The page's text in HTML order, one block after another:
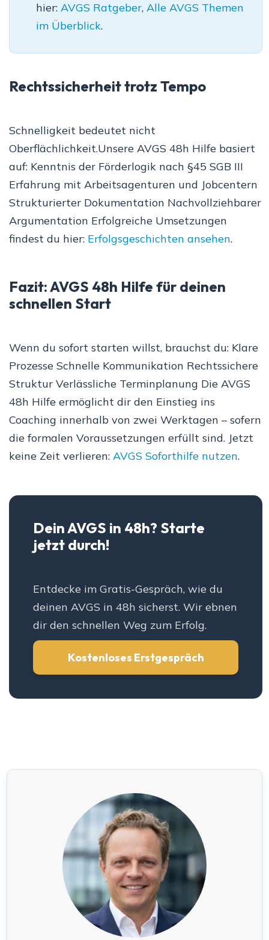
hier: AVGS Ratgeber, Alle AVGS Themen
im Überblick.
Rechtssicherheit trotz Tempo
Schnelligkeit bedeutet nicht
Oberflächlichkeit.Unsere AVGS 48h Hilfe basiert
auf: Kenntnis der Förderlogik nach §45 SGB III
Erfahrung mit Arbeitsagenturen und Jobcentern
Strukturierter Dokumentation Nachvollziehbarer
Argumentation Erfolgreiche Umsetzungen
findest du hier: Erfolgsgeschichten ansehen.
Fazit: AVGS 48h Hilfe für deinen
schnellen Start
Wenn du sofort starten willst, brauchst du: Klare
Prozesse Schnelle Kommunikation Rechtssichere
Struktur Verlässliche Terminplanung Die AVGS
48h Hilfe ermöglicht dir den Einstieg ins
Coaching innerhalb von zwei Werktagen – sofern
die formalen Voraussetzungen erfüllt sind. Jetzt
keine Zeit verlieren: AVGS Soforthilfe nutzen.
Dein AVGS in 48h? Starte
jetzt durch!
Entdecke im Gratis-Gespräch, wie du
deinen AVGS in 48h sicherst. Wir ebnen
dir den schnellen Weg zum Erfolg.
Kostenloses Erstgespräch